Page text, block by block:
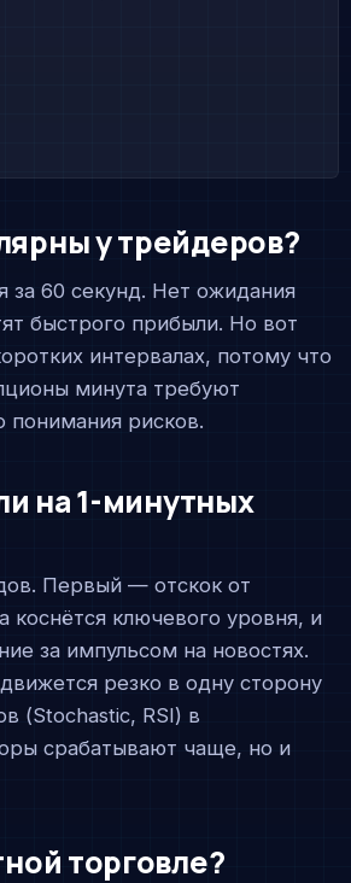
у трейдеров?
за 60 секунд. Нет ожидания
быстрого прибыли. Но вот
интервалах, потому что
минута требуют
понимания рисков.
на 1-минутных
Первый — отскок от
ключевого уровня, и
за импульсом на новостях.
резко в одну сторону
(Stochastic, RSI) в
срабатывают чаще, но и
торговле?